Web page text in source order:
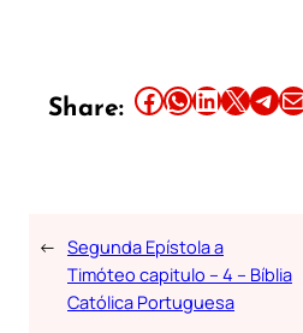
Share: Share this article on Facebook Share this article on WhatsApp Share this article on LinkedIn Share this article on X Share this article on TelegramEmail this Article
← Segunda Epístola a
Timóteo capitulo – 4 – Bíblia
Católica Portuguesa